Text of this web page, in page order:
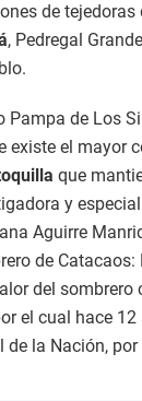
de tejedoras
, Pedregal
Pampa de Los
existe el mayor
que
y
Aguirre
de
del sombrero
el cual hace
la Nación, por